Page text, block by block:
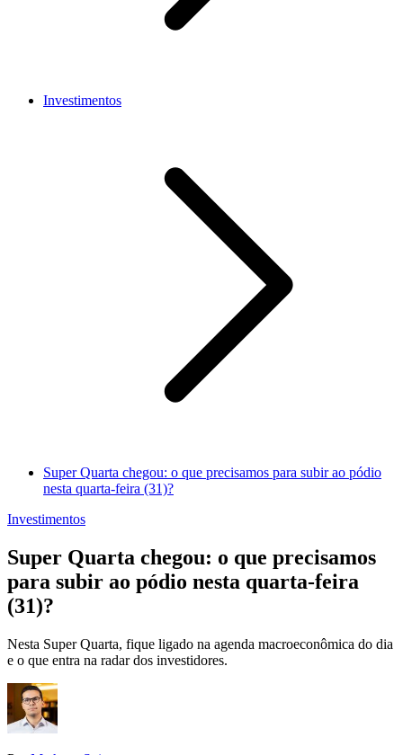
Investimentos
Super Quarta chegou: o que precisamos para subir ao pódio
nesta quarta-feira (31)?
Investimentos
Super Quarta chegou: o que precisamos
para subir ao pódio nesta quarta-feira
(31)?
Nesta Super Quarta, fique ligado na agenda macroeconômica do dia
e o que entra na radar dos investidores.